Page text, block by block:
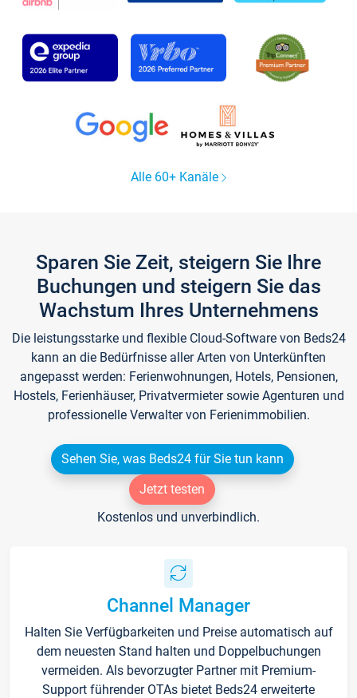
Alle 60+ Kanäle
Sparen Sie Zeit, steigern Sie Ihre
Buchungen und steigern Sie das
Wachstum Ihres Unternehmens
Die leistungsstarke und flexible Cloud-Software von Beds24
kann an die Bedürfnisse aller Arten von Unterkünften
angepasst werden: Ferienwohnungen, Hotels, Pensionen,
Hostels, Ferienhäuser, Privatvermieter sowie Agenturen und
professionelle Verwalter von Ferienimmobilien.
Sehen Sie, was Beds24 für Sie tun kann
Jetzt testen
Kostenlos und unverbindlich.
Channel Manager
Halten Sie Verfügbarkeiten und Preise automatisch auf
dem neuesten Stand halten und Doppelbuchungen
vermeiden. Als bevorzugter Partner mit Premium-
Support führender OTAs bietet Beds24 erweiterte